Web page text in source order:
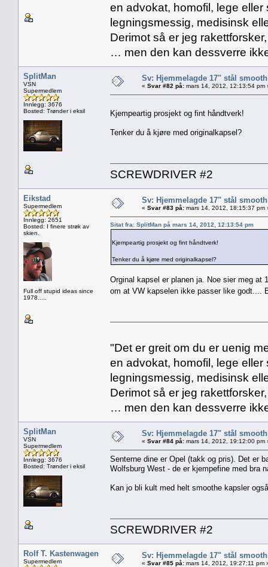
en advokat, homofil, lege
legningsmessig, medisinsk
Derimot så er jeg
… men den kan dessverre
SplitMan
VSN
Supermedlem
Innlegg: 3676
Bosted: Trønder i eksil
Sv: Hjemmelagde 17" stål
« Svar #82 på: mars 14, 2012, 12:13:54 pm
Kjempeartig prosjekt og fint håndtverk!
Tenker du å kjøre med originalkapsel?
SCREWDRIVER #2
Eikstad
Supermedlem
Innlegg: 2651
Bosted: I finere strøk av
skien.
Full off stupid ideas since
1978.....
Sv: Hjemmelagde 17" stål
« Svar #83 på: mars 14, 2012, 18:15:37 pm
Sitat fra: SplitMan på mars 14, 2012, 12:13:54 pm
Kjempeartig prosjekt og fint håndtverk!
Tenker du å kjøre med originalkapsel?
Orginal kapsel er planen ja. Noe sier meg at
om at VW kapselen ikke passer like godt....
"Det er greit om du er uenig
en advokat, homofil, lege
legningsmessig, medisinsk
Derimot så er jeg
… men den kan dessverre
SplitMan
VSN
Supermedlem
Innlegg: 3676
Bosted: Trønder i eksil
Sv: Hjemmelagde 17" stål
« Svar #84 på: mars 14, 2012, 19:12:00 pm
Senterne dine er Opel (takk og pris). Det er
Wolfsburg West - de er kjempefine med bra
Kan jo bli kult med helt smoothe kapsler
SCREWDRIVER #2
Rolf T. Kastenwagen
Supermedlem
Sv: Hjemmelagde 17" stål
« Svar #85 på: mars 14, 2012, 19:27:11 pm